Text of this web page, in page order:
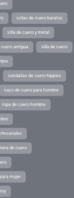
sofas de cuero baratos
silla de cuero y metal
cuero antigua silla de cuero
sandalias de cuero hippies
saco de cuero para hombre
ropa de cuero hombre
de cuero
mujer